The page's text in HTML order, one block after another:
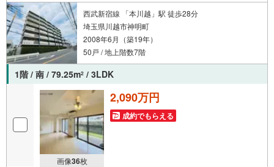
西武新宿線 「本川越」駅 徒歩28分
埼玉県川越市神明町
2008年6月（築19年）
50戸 / 地上階数7階
1階 / 南 / 79.25m2 / 3LDK
画像36枚
2,090万円
成約でもらえる